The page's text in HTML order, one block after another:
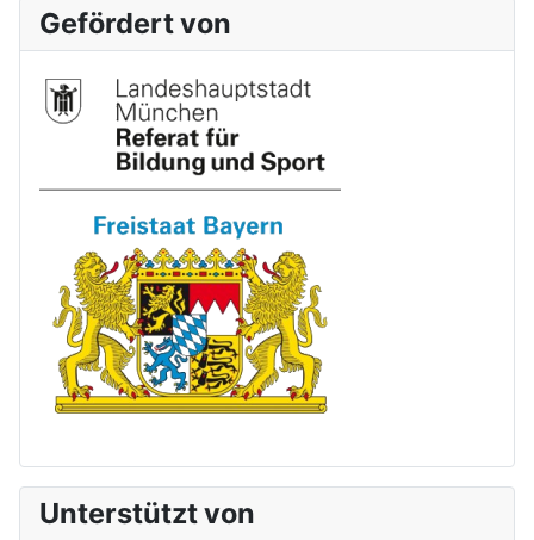
Gefördert von
Unterstützt von